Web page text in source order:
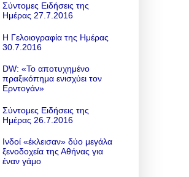
Σύντομες Ειδήσεις της
Ημέρας 27.7.2016
Η Γελοιογραφία της Ημέρας
30.7.2016
DW: «To αποτυχημένο
πραξικόπημα ενισχύει τον
Ερντογάν»
Σύντομες Ειδήσεις της
Ημέρας 26.7.2016
Ινδοί «έκλεισαν» δύο μεγάλα
ξενοδοχεία της Αθήνας για
έναν γάμο